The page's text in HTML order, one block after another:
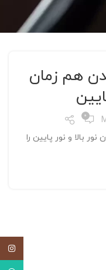
هم زمان
0
بالا و نور پایین را